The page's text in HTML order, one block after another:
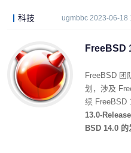
科技 ugmbbc 2023-06-18
FreeBSD
FreeBSD 团
划，涉及
续 FreeBSD
13.0-
BSD 14.0 的